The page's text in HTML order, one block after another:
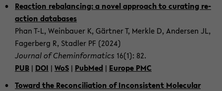
Re­ac­tion reb­a­lan­cing: a novel ap­proach to cu­ra­ting re­
ac­tion da­ta­ba­ses
Phan T-L, Wein­bau­er K, Gärt­ner T, Merk­le D, An­der­sen JL,
Fa­ger­berg R, Stad­ler PF (2024)
Jour­nal of Chemin­for­ma­tics 16(1): 82.
PUB | DOI | WoS | Pub­Med | Eu­ro­pe PMC
To­ward the Re­con­ci­lia­ti­on of In­con­sis­tent Mole­cu­lar